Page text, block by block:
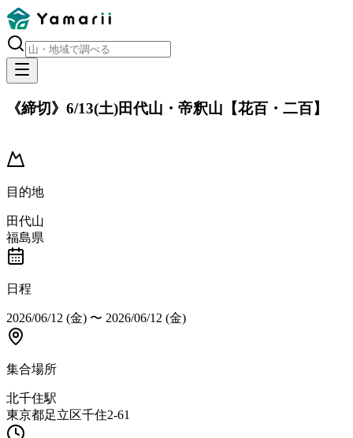
《締切》6/13(土)田代山・帝釈山【花百・二百】
目的地
田代山
福島県
日程
2026/06/12 (金) 〜 2026/06/12 (金)
集合場所
北千住駅
東京都足立区千住2-61